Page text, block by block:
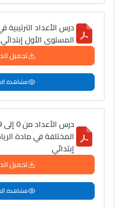
درس الأعداد الترتيبية
المستوى الأول إبتدائي
تحميل
مشاهدة
المختلفة في مادة
إبتدائي
تحميل
مشاهدة